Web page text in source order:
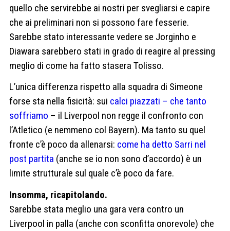
quello che servirebbe ai nostri per svegliarsi e capire
che ai preliminari non si possono fare fesserie.
Sarebbe stato interessante vedere se Jorginho e
Diawara sarebbero stati in grado di reagire al pressing
meglio di come ha fatto stasera Tolisso.
L’unica differenza rispetto alla squadra di Simeone
forse sta nella fisicità: sui calci piazzati – che tanto
soffriamo – il Liverpool non regge il confronto con
l’Atletico (e nemmeno col Bayern). Ma tanto su quel
fronte c’è poco da allenarsi: come ha detto Sarri nel
post partita (anche se io non sono d’accordo) è un
limite strutturale sul quale c’è poco da fare.
Insomma, ricapitolando.
Sarebbe stata meglio una gara vera contro un
Liverpool in palla (anche con sconfitta onorevole) che